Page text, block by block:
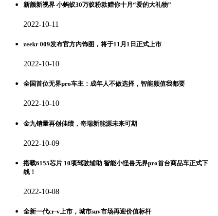
新颜新视界 小蚂蚁30万蚁粉款赠你十月“爱的大礼物”
2022-10-11
zeekr 009发布官方内饰图，将于11月1日正式上市
2022-10-10
全国首位无界pro车主：成年人不做选择，智能颜值我都要
2022-10-10
金九销量再创佳绩，奇瑞新能源未来可期
2022-10-09
搭载6155芯片 10项驾驶辅助 智能小怪兽无界pro首台商品车正式下
线！
2022-10-08
全新一代cr-v上市，城市suv市场再迎价值标杆